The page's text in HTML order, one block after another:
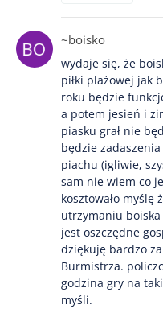
~boisko
wydaje się, że
piłki plażowej jak
roku będzie
a potem jesień i
piasku grał nie
będzie
piachu (igliwie,
sam nie wiem co
kosztowało myślę
utrzymaniu
jest oszczędne
dziękuję bardzo
Burmistrza.
godzina gry na
myśli.